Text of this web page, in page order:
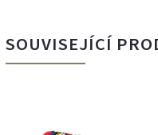
SOUVISEJÍCÍ